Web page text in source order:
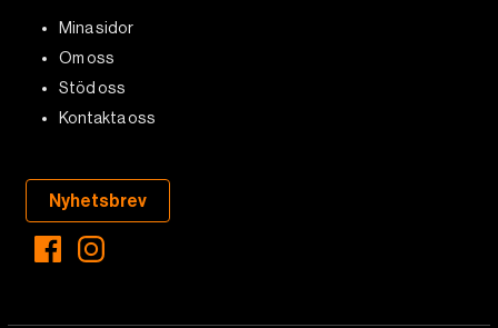
Mina sidor
Om oss
Stöd oss
Kontakta oss
Nyhetsbrev